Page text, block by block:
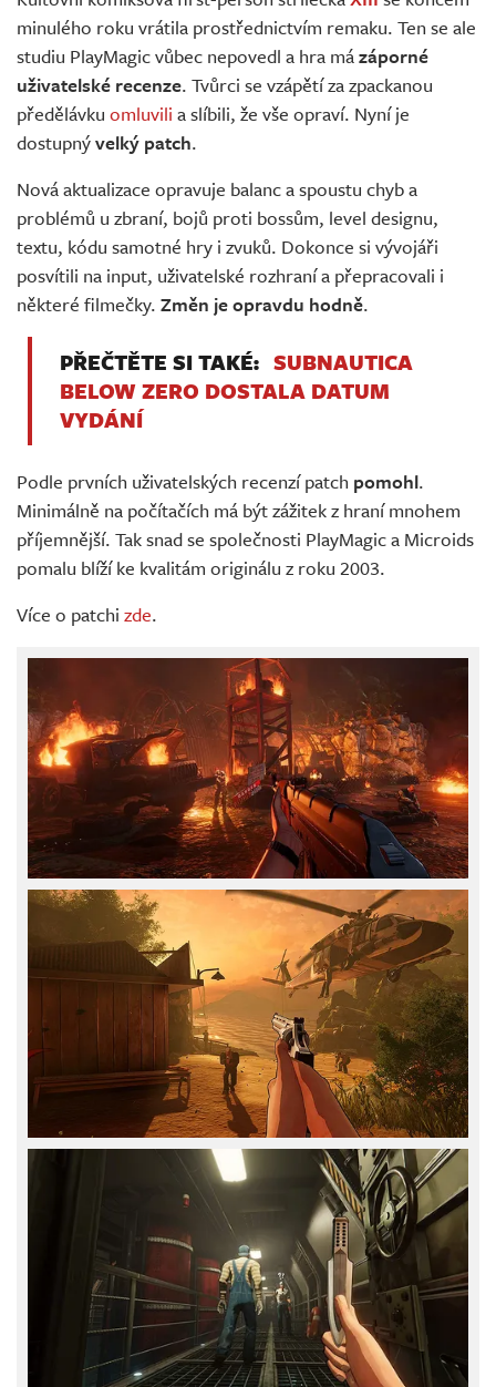
Živě
minulého roku vrátila prostřednictvím remaku. Ten se ale
studiu PlayMagic vůbec nepovedl a hra mázáporné
uživatelské recenze. Tvůrci se vzápětí za zpackanou
předělávku omluvili a slíbili, že vše opraví. Nyní je
dostupnývelký patch.
Nová aktualizace opravuje balanc a spoustu chyb a
problémů u zbraní, bojů proti bossům, level designu,
textu, kódu samotné hry i zvuků. Dokonce si vývojáři
posvítili na input, uživatelské rozhraní a přepracovali i
některé filmečky. Změn je opravdu hodně.
PŘEČTĚTE SI TAKÉ: SUBNAUTICA
BELOW ZERO DOSTALA DATUM
VYDÁNÍ
Podle prvních uživatelských recenzí patch pomohl.
Minimálně na počítačích má být zážitek z hraní mnohem
příjemnější. Tak snad se společnosti PlayMagic a Microids
pomalu blíží ke kvalitám originálu z roku 2003.
Více o patchi zde.